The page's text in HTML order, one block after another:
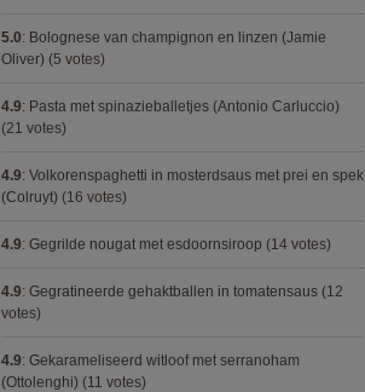
5.0: Bolognese van champignon en linzen (Jamie
Oliver) (5 votes)
4.9: Pasta met spinazieballetjes (Antonio Carluccio)
(21 votes)
4.9: Volkorenspaghetti in mosterdsaus met prei en spek
(Colruyt) (16 votes)
4.9: Gegrilde nougat met esdoornsiroop (14 votes)
4.9: Gegratineerde gehaktballen in tomatensaus (12
votes)
4.9: Gekarameliseerd witloof met serranoham
(Ottolenghi) (11 votes)